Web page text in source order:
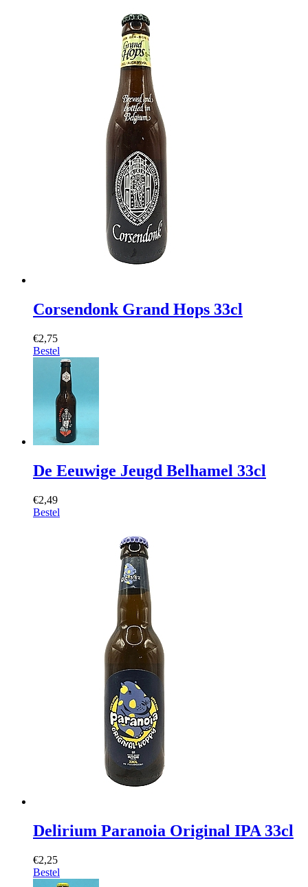
Corsendonk Grand Hops 33cl
€2,75
Bestel
De Eeuwige Jeugd Belhamel 33cl
€2,49
Bestel
Delirium Paranoia Original IPA 33cl
€2,25
Bestel